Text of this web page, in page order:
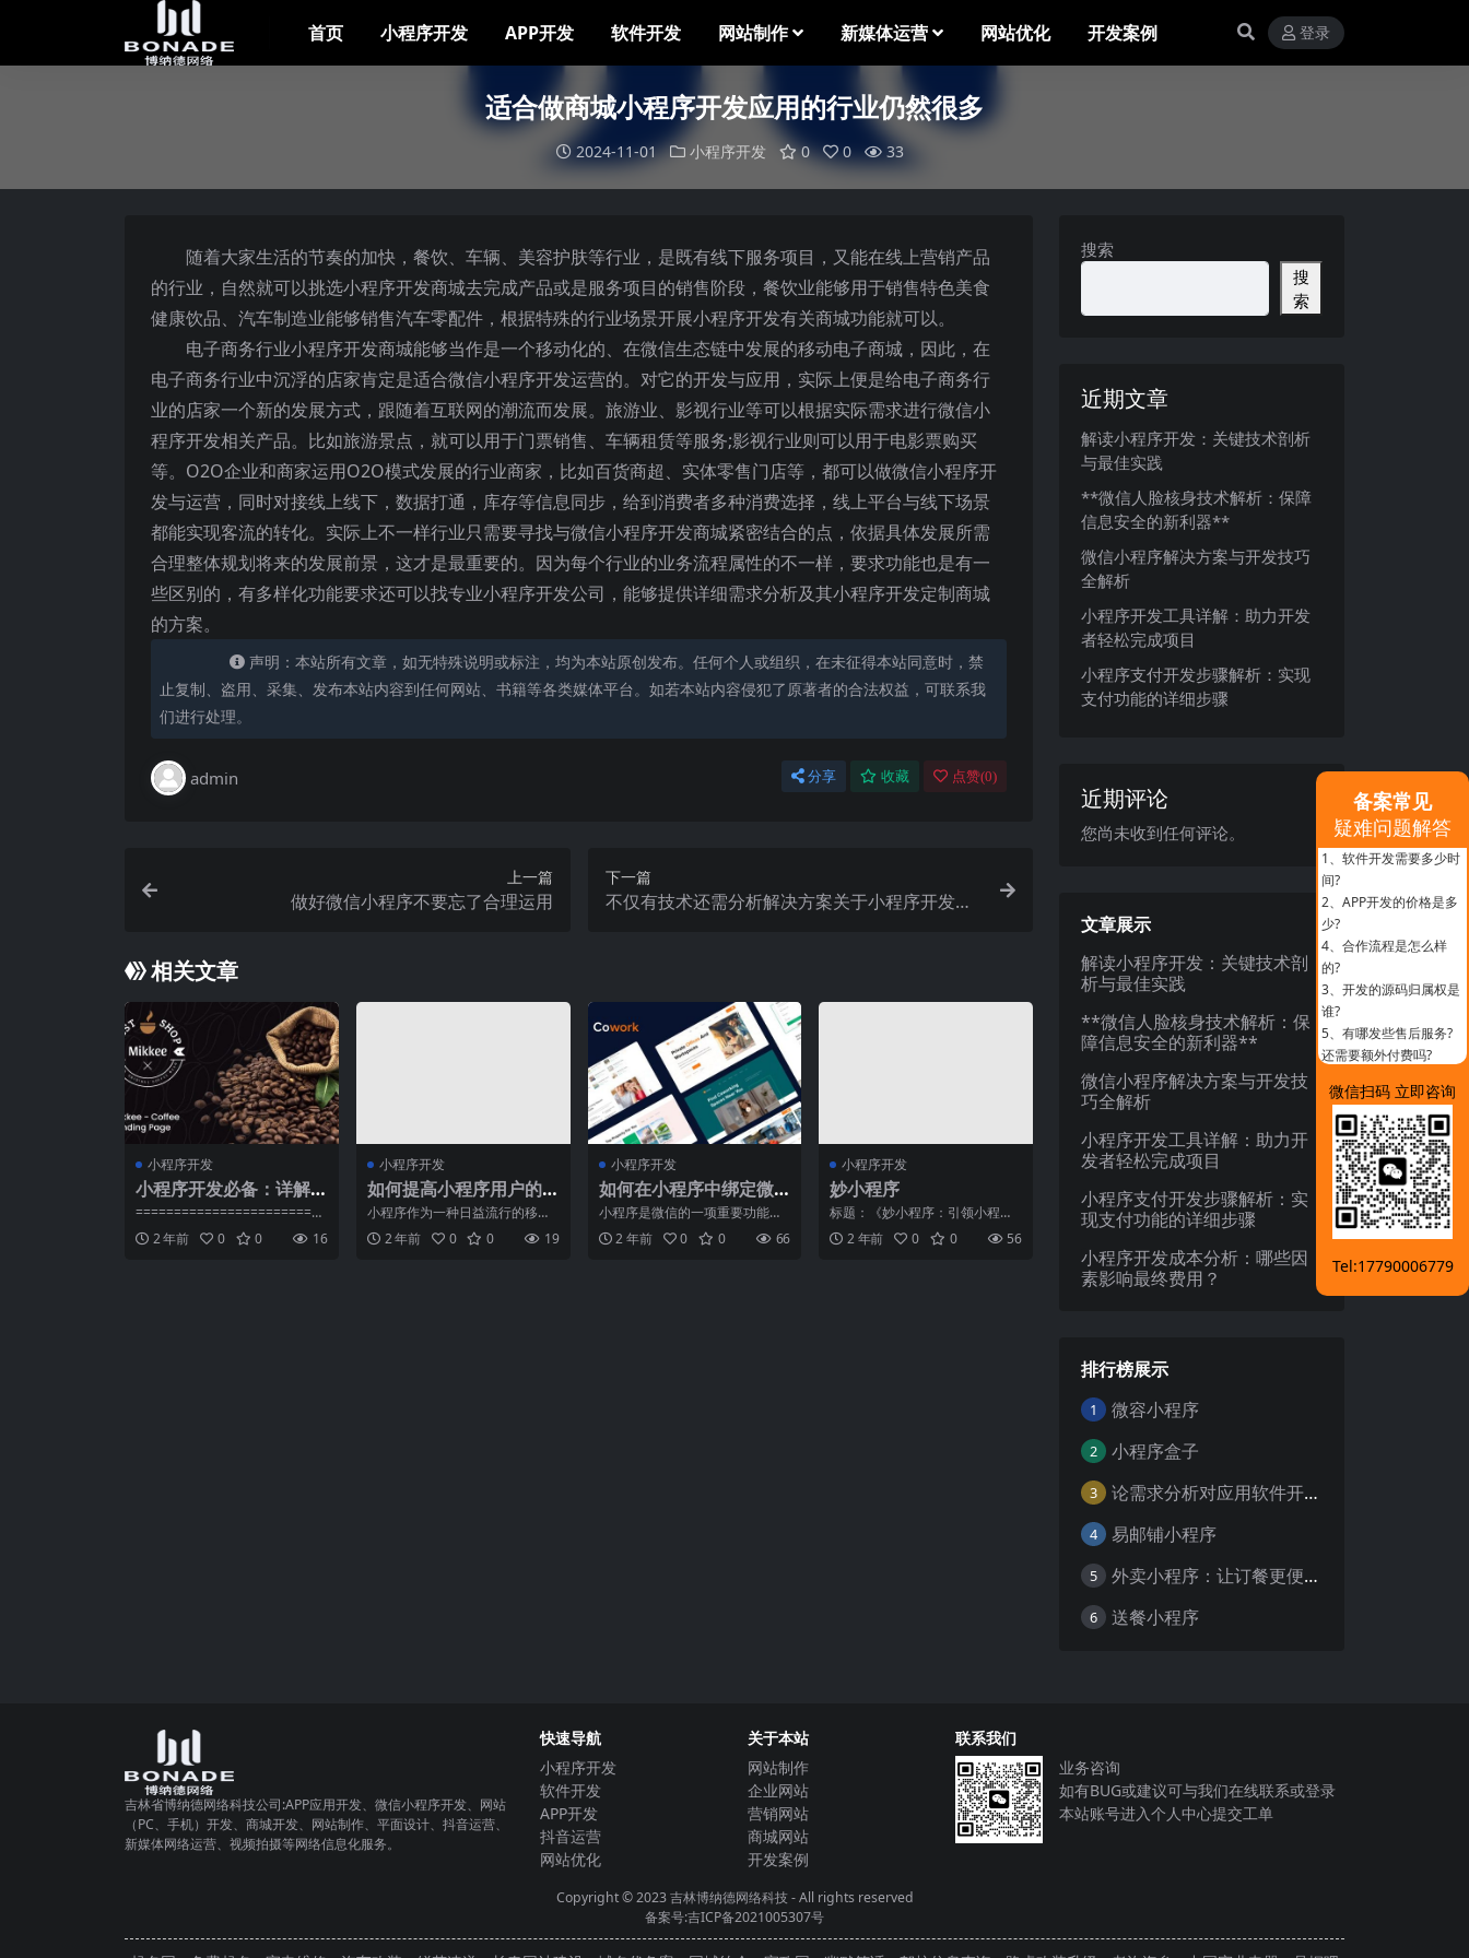
首页 小程序开发 APP开发 软件开发 网站制作 新媒体运营 网站优化 开发案例 登录
适合做商城小程序开发应用的行业仍然很多
2024-11-01 小程序开发 0 0 33
随着大家生活的节奏的加快，餐饮、车辆、美容护肤等行业，是既有线下服务项目，又能在线上营销产品
的行业，自然就可以挑选小程序开发商城去完成产品或是服务项目的销售阶段，餐饮业能够用于销售特色美食
健康饮品、汽车制造业能够销售汽车零配件，根据特殊的行业场景开展小程序开发有关商城功能就可以。
电子商务行业小程序开发商城能够当作是一个移动化的、在微信生态链中发展的移动电子商城，因此，在
电子商务行业中沉浮的店家肯定是适合微信小程序开发运营的。对它的开发与应用，实际上便是给电子商务行
业的店家一个新的发展方式，跟随着互联网的潮流而发展。旅游业、影视行业等可以根据实际需求进行微信小
程序开发相关产品。比如旅游景点，就可以用于门票销售、车辆租赁等服务;影视行业则可以用于电影票购买
等。O2O企业和商家运用O2O模式发展的行业商家，比如百货商超、实体零售门店等，都可以做微信小程序开
发与运营，同时对接线上线下，数据打通，库存等信息同步，给到消费者多种消费选择，线上平台与线下场景
都能实现客流的转化。实际上不一样行业只需要寻找与微信小程序开发商城紧密结合的点，依据具体发展所需
合理整体规划将来的发展前景，这才是最重要的。因为每个行业的业务流程属性的不一样，要求功能也是有一
些区别的，有多样化功能要求还可以找专业小程序开发公司，能够提供详细需求分析及其小程序开发定制商城
的方案。
声明：本站所有文章，如无特殊说明或标注，均为本站原创发布。任何个人或组织，在未征得本站同意时，禁
止复制、盗用、采集、发布本站内容到任何网站、书籍等各类媒体平台。如若本站内容侵犯了原著者的合法权益，可联系我
们进行处理。
admin 分享 收藏 点赞(0)
上一篇
做好微信小程序不要忘了合理运用
下一篇
不仅有技术还需分析解决方案关于小程序开发商
相关文章
小程序开发
小程序开发必备：详解
常用组件与API功能
=========================
随着移动互联网的快速发展，小
程 2 年前 0 0 16
小程序开发
如何提高小程序用户的
点击率？
小程序作为一种日益流行的移动
应用形式，对于企业而言，提高
小程序的用户点击率是至关
2 年前 0 0 19
小程序开发
如何在小程序中绑定微
信公众号？
小程序是微信的一项重要功能，
它可以让用户在微信内部完成一
些简单的任务，如查看新闻
2 年前 0 0 66
小程序开发
妙小程序
标题：《妙小程序：引领小程序
开发新潮流的首要推荐平台》正
文：随着移动互联网的快速
2 年前 0 0 56
搜索
搜
索
近期文章
解读小程序开发：关键技术剖析
与最佳实践
**微信人脸核身技术解析：保障
信息安全的新利器**
微信小程序解决方案与开发技巧
全解析
小程序开发工具详解：助力开发
者轻松完成项目
小程序支付开发步骤解析：实现
支付功能的详细步骤
近期评论
您尚未收到任何评论。
文章展示
解读小程序开发：关键技术剖
析与最佳实践
**微信人脸核身技术解析：保
障信息安全的新利器**
微信小程序解决方案与开发技
巧全解析
小程序开发工具详解：助力开
发者轻松完成项目
小程序支付开发步骤解析：实
现支付功能的详细步骤
小程序开发成本分析：哪些因
素影响最终费用？
排行榜展示
1 微容小程序
2 小程序盒子
3 论需求分析对应用软件开发的重要性
4 易邮铺小程序
5 外卖小程序：让订餐更便捷，吃货的福音
6 送餐小程序
吉林省博纳德网络科技公司:APP应用开发、微信小程序开发、网站
（PC、手机）开发、商城开发、网站制作、平面设计、抖音运营、
新媒体网络运营、视频拍摄等网络信息化服务。
快速导航
小程序开发
软件开发
APP开发
抖音运营
网站优化
关于本站
网站制作
企业网站
营销网站
商城网站
开发案例
联系我们
业务咨询
如有BUG或建议可与我们在线联系或登录
本站账号进入个人中心提交工单
Copyright © 2023吉林博纳德网络科技- All rights reserved
备案号:吉ICP备2021005307号
备案常见
疑难问题解答
1、 软件开发需要多少时
间?
2、 APP开发的价格是多
少?
4、 合作流程是怎么样
的?
3、 开发的源码归属权是
谁?
5、 有哪发些售后服务?
还需要额外付费吗?
微信扫码 立即咨询
Tel:17790006779